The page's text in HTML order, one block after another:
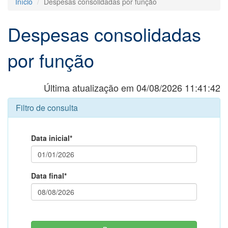
Despesas consolidadas
por função
Última atualização em 04/08/2026 11:41:42
Filtro de consulta
Data inicial*
Data final*